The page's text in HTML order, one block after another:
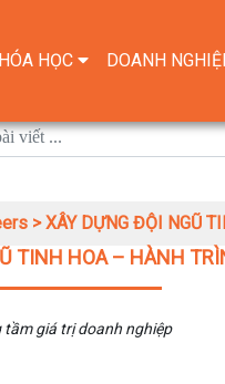
HỌC DOANH
>XÂY DỰNG ĐỘI NGŨ
TINH HOA – HÀNH
giá trị doanh nghiệp